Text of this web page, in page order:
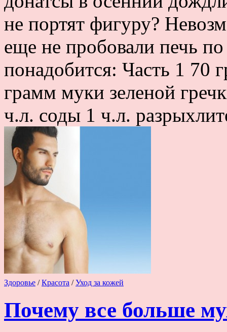
не портят фигуру?
еще не пробовали печь
понадобится: Часть 1 70
грамм муки зеленой
ч.л. соды 1 ч.л.
Здоровье /Красота /Уход за кожей
Почему все больше